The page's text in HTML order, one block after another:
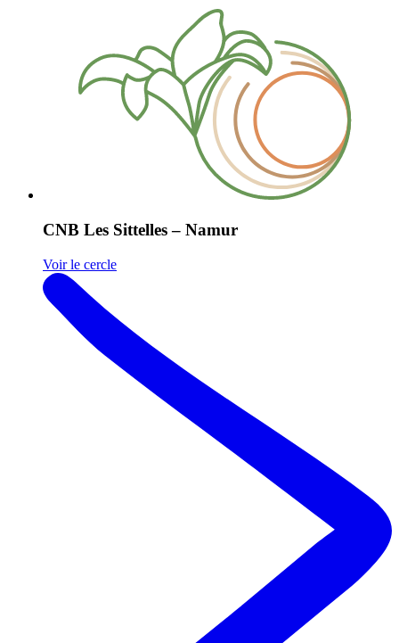
CNB Les Sittelles – Namur
Voir le cercle